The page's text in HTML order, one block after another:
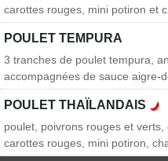
carottes rouges, mini potiron et
POULET TEMPURA
3 tranches de poulet tempura,
accompagnées de sauce aigre-
POULET THAÏLANDAIS
poulet, poivrons rouges et
carottes rouges, mini potiron,